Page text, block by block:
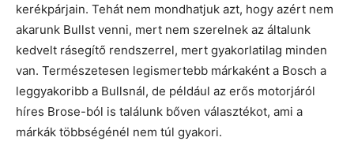
kerékpárjain. Tehát nem mondhatjuk azt, hogy azért nem
akarunk Bullst venni, mert nem szerelnek az általunk
kedvelt rásegítő rendszerrel, mert gyakorlatilag minden
van. Természetesen legismertebb márkaként a Bosch a
leggyakoribb a Bullsnál, de például az erős motorjáról
híres Brose-ból is találunk bőven választékot, ami a
márkák többségénél nem túl gyakori.